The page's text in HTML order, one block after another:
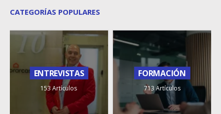
CATEGORÍAS POPULARES
ENTREVISTAS
153 Artículos
FORMACIÓN
713 Artículos